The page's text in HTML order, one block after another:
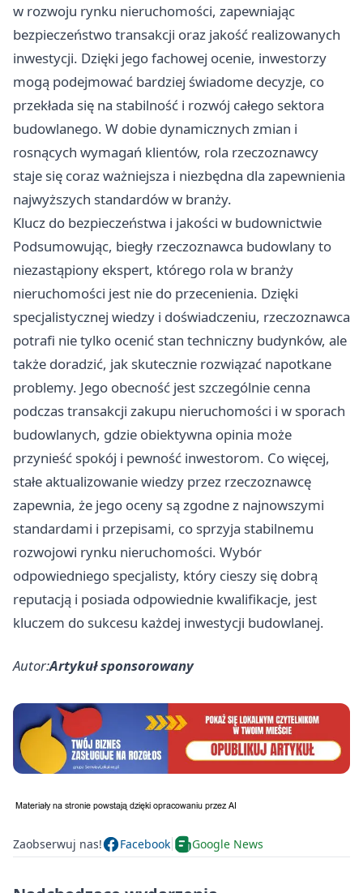
w rozwoju rynku nieruchomości, zapewniając
bezpieczeństwo transakcji oraz jakość realizowanych
inwestycji. Dzięki jego fachowej ocenie, inwestorzy
mogą podejmować bardziej świadome decyzje, co
przekłada się na stabilność i rozwój całego sektora
budowlanego. W dobie dynamicznych zmian i
rosnących wymagań klientów, rola rzeczoznawcy
staje się coraz ważniejsza i niezbędna dla zapewnienia
najwyższych standardów w branży.
Klucz do bezpieczeństwa i jakości w budownictwie
Podsumowując, biegły rzeczoznawca budowlany to
niezastąpiony ekspert, którego rola w branży
nieruchomości jest nie do przecenienia. Dzięki
specjalistycznej wiedzy i doświadczeniu, rzeczoznawca
potrafi nie tylko ocenić stan techniczny budynków, ale
także doradzić, jak skutecznie rozwiązać napotkane
problemy. Jego obecność jest szczególnie cenna
podczas transakcji zakupu nieruchomości i w sporach
budowlanych, gdzie obiektywna opinia może
przynieść spokój i pewność inwestorom. Co więcej,
stałe aktualizowanie wiedzy przez rzeczoznawcę
zapewnia, że jego oceny są zgodne z najnowszymi
standardami i przepisami, co sprzyja stabilnemu
rozwojowi rynku nieruchomości. Wybór
odpowiedniego specjalisty, który cieszy się dobrą
reputacją i posiada odpowiednie kwalifikacje, jest
kluczem do sukcesu każdej inwestycji budowlanej.
Autor:Artykuł sponsorowany
Zaobserwuj nas! Facebook Google News